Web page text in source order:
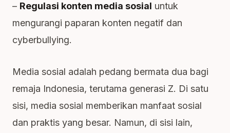
– Regulasi konten media sosial untuk
mengurangi paparan konten negatif dan
cyberbullying.
Media sosial adalah pedang bermata dua bagi
remaja Indonesia, terutama generasi Z. Di satu
sisi, media sosial memberikan manfaat sosial
dan praktis yang besar. Namun, di sisi lain,